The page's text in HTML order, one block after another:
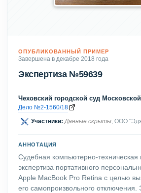
ОПУБЛИКОВАННЫЙ ПРИМЕР
Завершена в декабре 2018 года
Экспертиза №59639
Чеховский городской суд
Дело №2-1560/18
Участники: Данные скрыты , ООО
АННОТАЦИЯ
Судебная компьютерно-техническая
экспертиза портативного
Apple MacBook Pro Retina с целью
его самопроизвольного отключения.